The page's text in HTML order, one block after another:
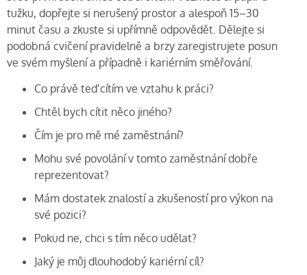
tužku, dopřejte si nerušený prostor a alespoň 15–30
minut času a zkuste si upřímně odpovědět. Dělejte si
podobná cvičení pravidelně a brzy zaregistrujete posun
ve svém myšlení a případně i kariérním směřování.
Co právě teď cítím ve vztahu k práci?
Chtěl bych cítit něco jiného?
Čím je pro mě mé zaměstnání?
Mohu své povolání v tomto zaměstnání dobře
reprezentovat?
Mám dostatek znalostí a zkušeností pro výkon na
své pozici?
Pokud ne, chci s tím něco udělat?
Jaký je můj dlouhodobý kariérní cíl?